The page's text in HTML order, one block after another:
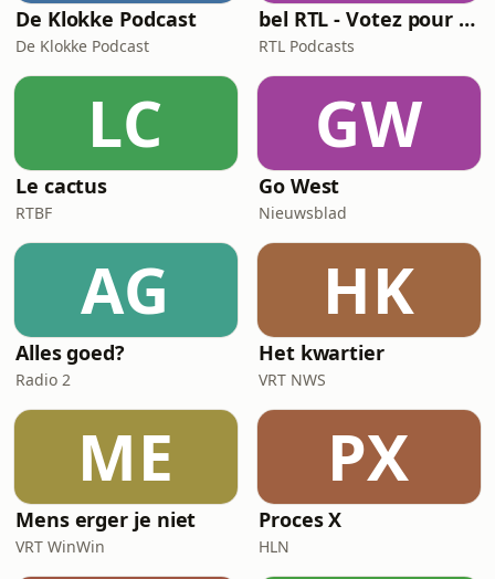
De Klokke Podcast
De Klokke Podcast
bel RTL - Votez pour moi
RTL Podcasts
LC
Le cactus
RTBF
GW
Go West
Nieuwsblad
AG
Alles goed?
Radio 2
HK
Het kwartier
VRT NWS
ME
Mens erger je niet
VRT WinWin
PX
Proces X
HLN